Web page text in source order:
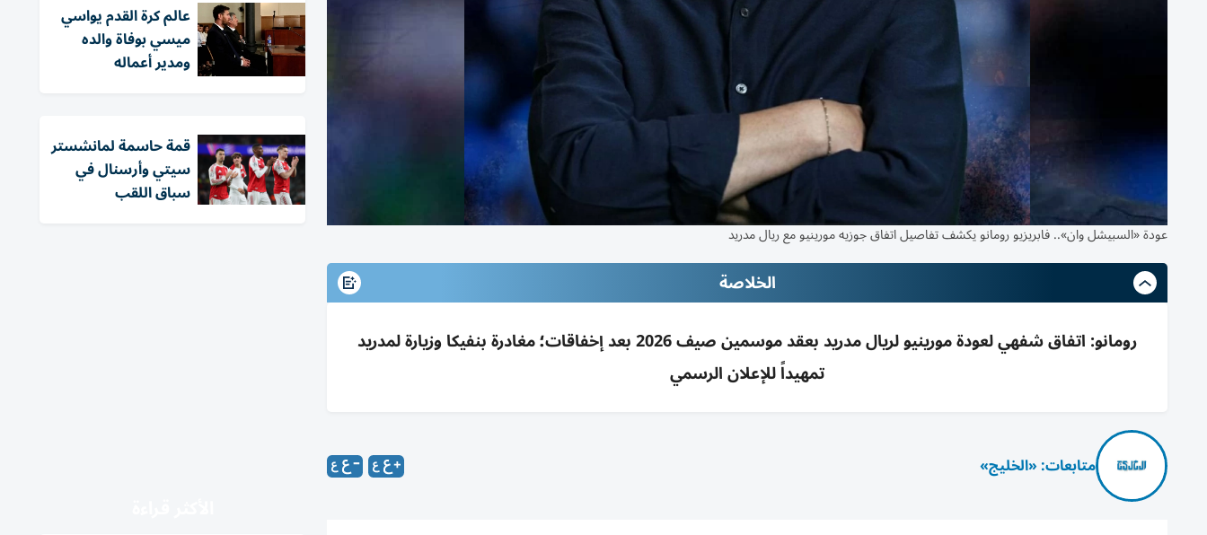
عودة «السبيشل وان».. فابريزيو رومانو يكشف تفاصيل اتفاق جوزيه مورينيو مع ريال مدريد
الخلاصة
رومانو: اتفاق شفهي لعودة مورينيو لريال مدريد بعقد موسمين صيف 2026 بعد إخفاقات؛ مغادرة بنفيكا وزيارة لمدريد
تمهيداً للإعلان الرسمي
متابعات: «الخليج»
عالم كرة القدم يواسي
ميسي بوفاة والده
ومدير أعماله
قمة حاسمة لمانشستر
سيتي وأرسنال في
سباق اللقب